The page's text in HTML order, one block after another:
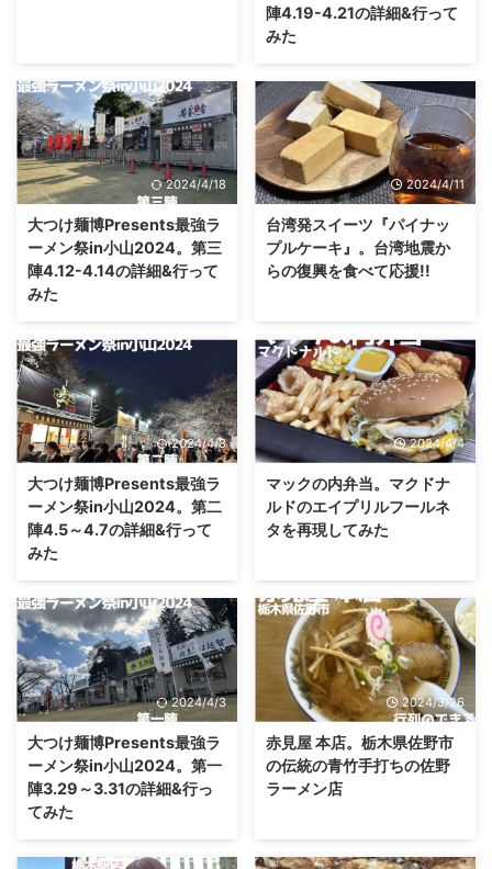
陣4.19-4.21の詳細&行って
みた
2024/4/18
大つけ麺博Presents最強ラ
ーメン祭in小山2024。第三
陣4.12-4.14の詳細&行って
みた
2024/4/11
台湾発スイーツ『パイナッ
プルケーキ』。台湾地震か
らの復興を食べて応援!!
2024/4/8
大つけ麺博Presents最強ラ
ーメン祭in小山2024。第二
陣4.5～4.7の詳細&行って
みた
2024/4/4
マックの内弁当。マクドナ
ルドのエイプリルフールネ
タを再現してみた
2024/4/3
大つけ麺博Presents最強ラ
ーメン祭in小山2024。第一
陣3.29～3.31の詳細&行っ
てみた
2024/3/26
赤見屋 本店。栃木県佐野市
の伝統の青竹手打ちの佐野
ラーメン店